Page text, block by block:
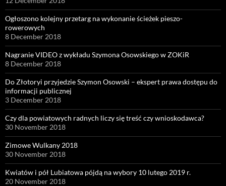
Ogłoszono kolejny przetarg na wykonanie ścieżek pieszo-
rowerowych
8 December 2018
Nagranie VIDEO z wykładu Szymona Osowskiego w ZOKiR
8 December 2018
Do Złotoryi przyjedzie Szymon Osowski – ekspert prawa dostępu do
informacji publicznej
3 December 2018
Czy dla powiatowych radnych liczy się treść czy wnioskodawca?
30 November 2018
Zimowe Wulkany 2018
30 November 2018
Kwiatów i pół Lubiatowa pójdą na wybory 10 lutego 2019 r.
20 November 2018